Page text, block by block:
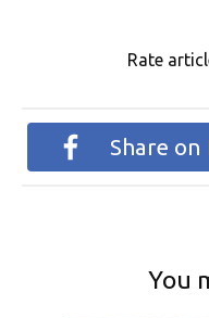
Rate
Share on
You